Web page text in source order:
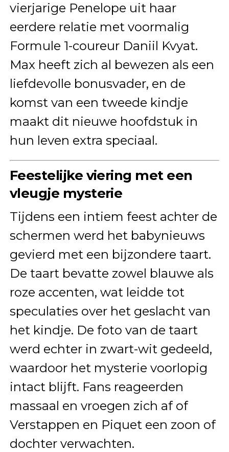
vierjarige Penelope uit haar
eerdere relatie met voormalig
Formule 1-coureur Daniil Kvyat.
Max heeft zich al bewezen als een
liefdevolle bonusvader, en de
komst van een tweede kindje
maakt dit nieuwe hoofdstuk in
hun leven extra speciaal.
Feestelijke viering met een
vleugje mysterie
Tijdens een intiem feest achter de
schermen werd het babynieuws
gevierd met een bijzondere taart.
De taart bevatte zowel blauwe als
roze accenten, wat leidde tot
speculaties over het geslacht van
het kindje. De foto van de taart
werd echter in zwart-wit gedeeld,
waardoor het mysterie voorlopig
intact blijft. Fans reageerden
massaal en vroegen zich af of
Verstappen en Piquet een zoon of
dochter verwachten.